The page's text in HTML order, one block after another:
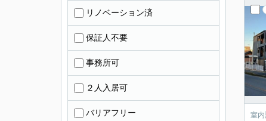
室
リノベーション済
保証人不要
事務所可
２人入居可
バリアフリー